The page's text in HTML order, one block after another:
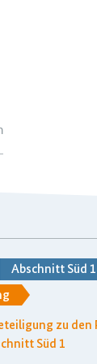
Abschnitt Süd 1
zu den
Süd 1